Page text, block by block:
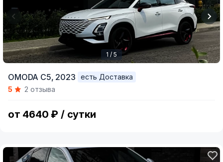
of
1 / 5
OMODA C5, 2023
есть Доставка
5
2 отзыва
от 4640 ₽ / сутки